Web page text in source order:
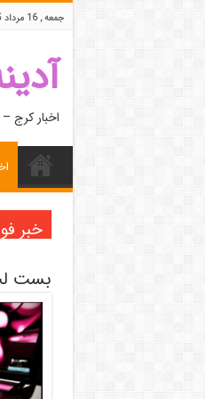
جمعه , 16 مرداد 1405
اخبار کرج
خبر
بست